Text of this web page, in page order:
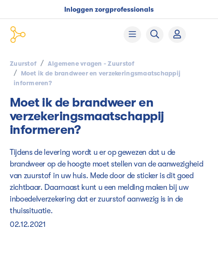
Inloggen zorgprofessionals
Zuurstof
Algemene vragen - Zuurstof
Moet ik de brandweer en verzekeringsmaatschappij
informeren?
Moet ik de brandweer en
verzekeringsmaatschappij
informeren?
Tijdens de levering wordt u er op gewezen dat u de
brandweer op de hoogte moet stellen van de aanwezigheid
van zuurstof in uw huis. Mede door de sticker is dit goed
zichtbaar. Daarnaast kunt u een melding maken bij uw
inboedelverzekering dat er zuurstof aanwezig is in de
thuissituatie.
02.12.2021